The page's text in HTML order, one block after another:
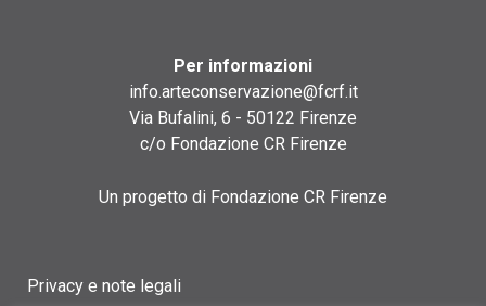
Per informazioni
info.arteconservazione@fcrf.it
Via Bufalini, 6 - 50122 Firenze
c/o Fondazione CR Firenze
Un progetto di Fondazione CR Firenze
Privacy e note legali